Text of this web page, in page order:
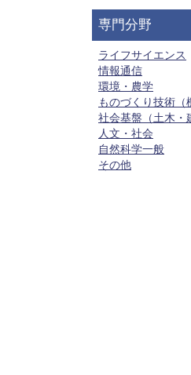
専門分野
ライフサイエンス
情報通信
環境・農学
ものづくり技術（
社会基盤（土木・
人文・社会
自然科学一般
その他